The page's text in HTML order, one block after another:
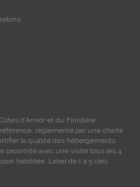
d'Armor et du Finistère,
réglementé par une charte
la qualité des hébergements
proximité avec une visite tous les 4
habilitée. Label de 1 à 5 clés.